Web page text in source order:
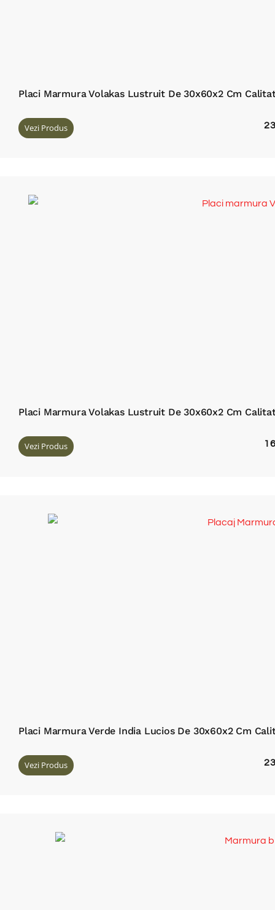
Placi Marmura Volakas Lustruit De 30x60x2 Cm
Vezi Produs
Placi Marmura Volakas Lustruit De 30x60x2 Cm
Vezi Produs
Placi Marmura Verde India Lucios De 30x60x2 Cm
Vezi Produs